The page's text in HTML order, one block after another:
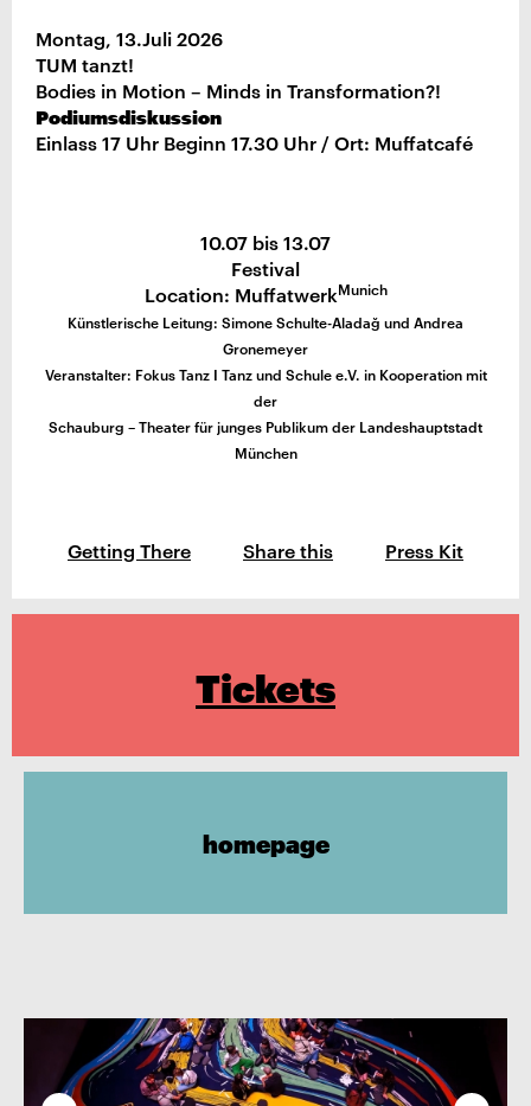
Montag, 13.Juli 2026
TUM tanzt!
Bodies in Motion – Minds in Transformation?!
Podiumsdiskussion
Einlass 17 Uhr Beginn 17.30 Uhr / Ort: Muffatcafé
10.07 bis 13.07
Festival
Location: MuffatwerkMunich
Künstlerische Leitung: Simone Schulte-Aladağ und Andrea
Gronemeyer
Veranstalter: Fokus Tanz I Tanz und Schule e.V. in Kooperation mit
der
Schauburg – Theater für junges Publikum der Landeshauptstadt
München
Getting There Share this Press Kit
Tickets
homepage